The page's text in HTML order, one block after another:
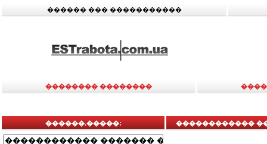
������ ��� �����������
�������� ��������
������.�����:
������������